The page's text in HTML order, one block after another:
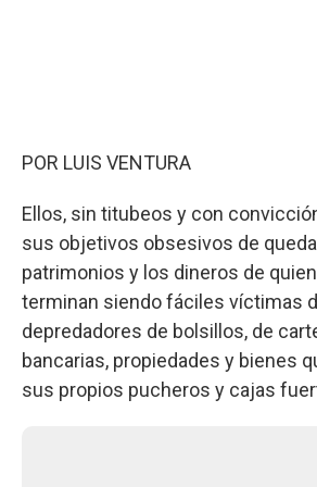
POR LUIS VENTURA
Ellos, sin titubeos y con
sus objetivos obsesivos de
patrimonios y los dineros de
terminan siendo fáciles víctimas
depredadores de bolsillos, de
bancarias, propiedades y bienes
sus propios pucheros y cajas